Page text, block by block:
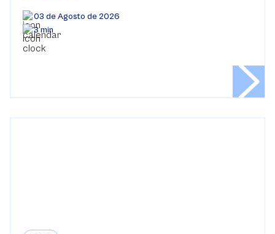
03 de Agosto de 2026
3 min